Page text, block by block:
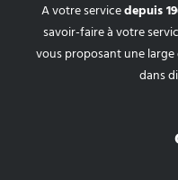
A votre servicedepuis
savoir-faire à votre
vous proposant une
dans